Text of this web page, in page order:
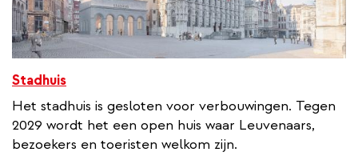
Stadhuis
Het stadhuis is gesloten voor verbouwingen. Tegen
2029 wordt het een open huis waar Leuvenaars,
bezoekers en toeristen welkom zijn.